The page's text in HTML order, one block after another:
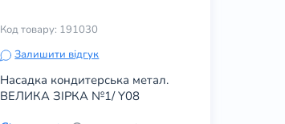
Код товару: 191030
Залишити відгук
Насадка кондитерська метал.
ВЕЛИКА ЗІРКА №1/ Y08